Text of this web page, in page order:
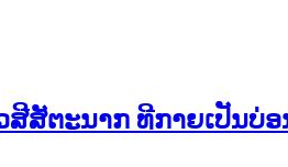
ສີສັຕະນາກ ທີກາຍເປັນບ່